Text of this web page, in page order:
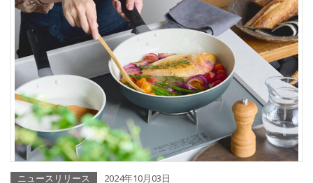
ニュースリリース 2024年10月03日